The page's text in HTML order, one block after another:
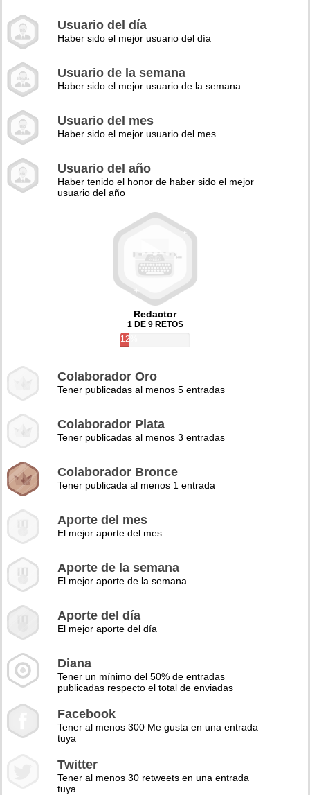
Usuario del día
Haber sido el mejor usuario del día
Usuario de la semana
Haber sido el mejor usuario de la semana
Usuario del mes
Haber sido el mejor usuario del mes
Usuario del año
Haber tenido el honor de haber sido el mejor
usuario del año
Redactor
1 DE 9 RETOS
12%
Colaborador Oro
Tener publicadas al menos 5 entradas
Colaborador Plata
Tener publicadas al menos 3 entradas
Colaborador Bronce
Tener publicada al menos 1 entrada
Aporte del mes
El mejor aporte del mes
Aporte de la semana
El mejor aporte de la semana
Aporte del día
El mejor aporte del día
Diana
Tener un mínimo del 50% de entradas
publicadas respecto el total de enviadas
Facebook
Tener al menos 300 Me gusta en una entrada
tuya
Twitter
Tener al menos 30 retweets en una entrada
tuya